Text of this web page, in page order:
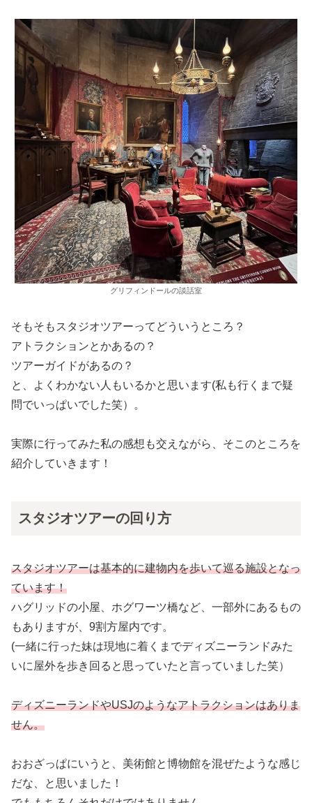
グリフィンドールの談話室
そもそもスタジオツアーってどういうところ？
アトラクションとかあるの？
ツアーガイドがあるの？
と、よくわかない人もいるかと思います(私も行くまで疑
問でいっぱいでした笑）。
実際に行ってみた私の感想も交えながら、そこのところを
紹介していきます！
スタジオツアーの回り方
スタジオツアーは基本的に建物内を歩いて巡る施設となっ
ています！
ハグリッドの小屋、ホグワーツ橋など、一部外にあるもの
もありますが、9割方屋内です。
(一緒に行った妹は現地に着くまでディズニーランドみた
いに屋外を歩き回ると思っていたと言っていました笑）
ディズニーランドやUSJのようなアトラクションはありま
せん。
おおざっぱにいうと、美術館と博物館を混ぜたような感じ
だな、と思いました！